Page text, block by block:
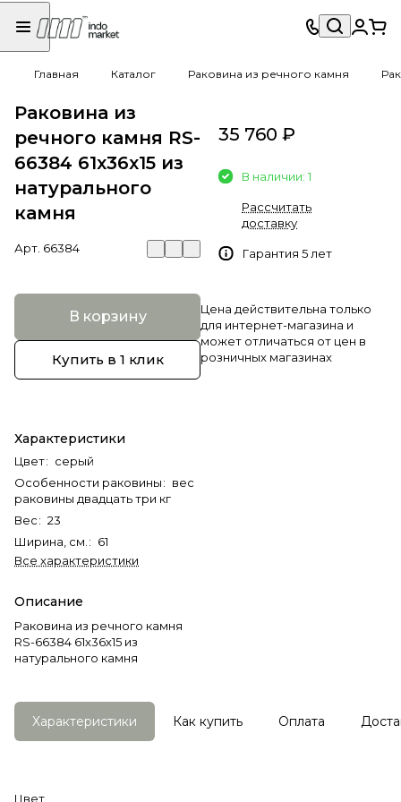
Главная Каталог Раковина из речного камня
Раковина из
речного камня RS-
66384 61х36х15 из
натурального
камня
Арт. 66384
В корзину
Купить в 1 клик
Характеристики
Цвет: серый
Особенности раковины: вес
раковины двадцать три кг
Вес: 23
Ширина, см. : 61
Все характеристики
Описание
Раковина из речного камня
RS-66384 61х36х15 из
натурального камня
35 760 ₽
В наличии: 1
Рассчитать
доставку
Гарантия 5 лет
Цена действительна только
для интернет-магазина и
может отличаться от цен в
розничных магазинах
Характеристики Как купить Оплата
Цвет